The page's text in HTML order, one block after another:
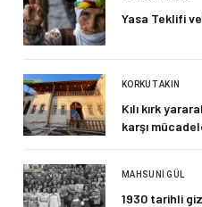
Yasa Teklifi
KORKUT AKIN
Kılı kırk
karşı
MAHSUNI GÜL
1930 tarihli